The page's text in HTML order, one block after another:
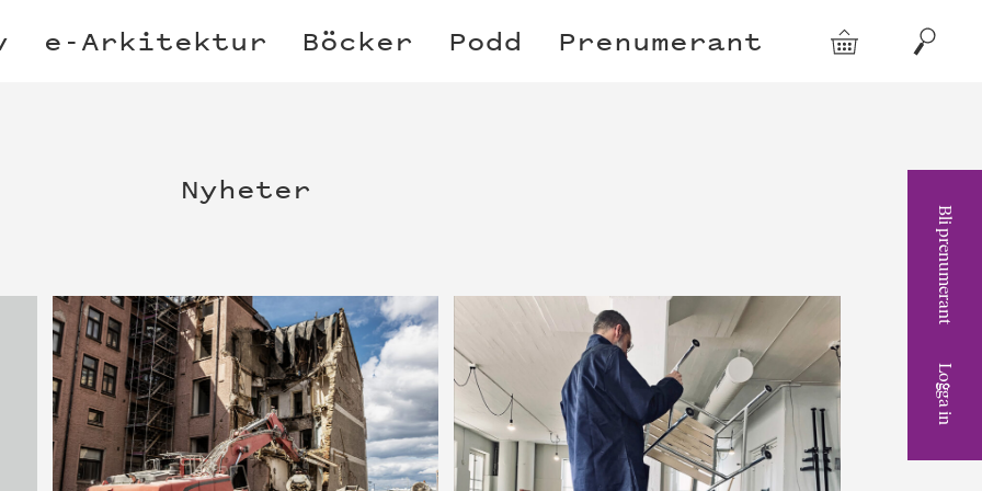
e-Arkitektur Böcker Podd Prenumerant Varukorg Sök
Bli prenumerant
Logga in
Nyheter